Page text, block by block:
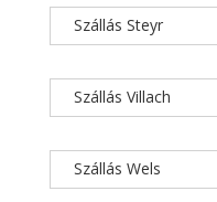
Szállás Steyr
Szállás Villach
Szállás Wels